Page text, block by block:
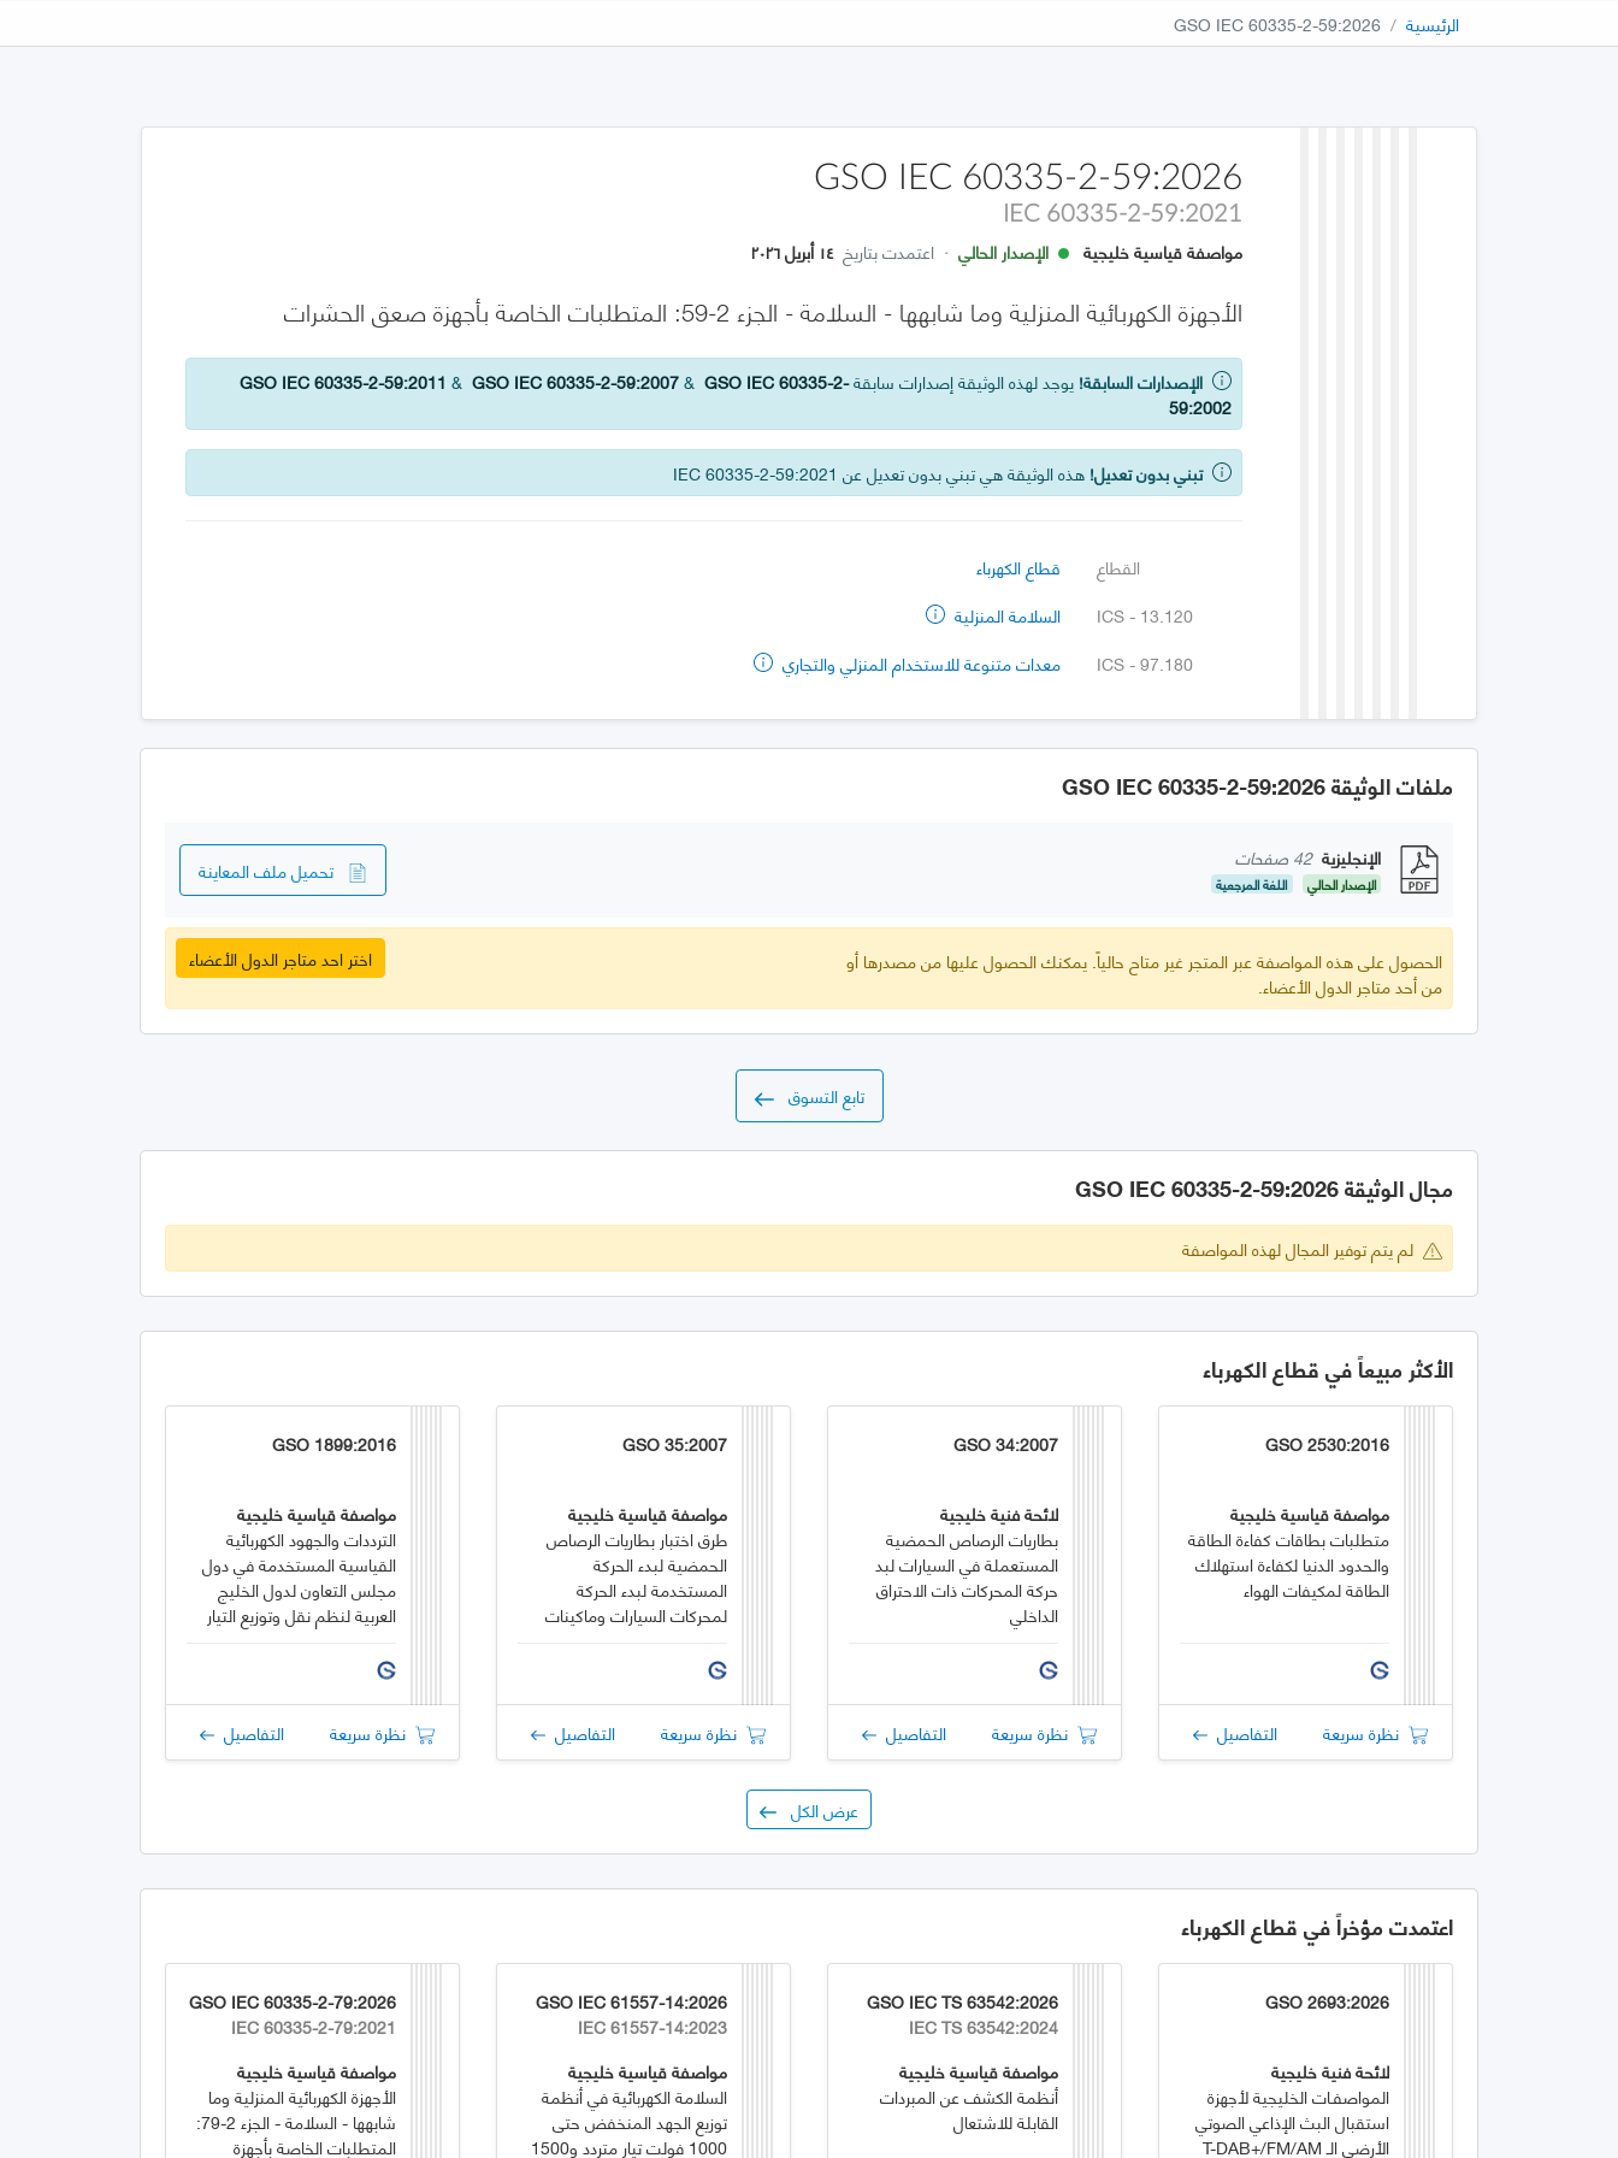
الرئيسية GSO IEC 60335-2-59:2026
GSO IEC 60335-2-59:2026
IEC 60335-2-59:2021
مواصفة قياسية خليجية الإصدار الحالي · اعتمدت بتاريخ ١٤ أبريل ٢٠٢٦
الأجهزة الكهربائية المنزلية وما شابهها - السلامة - الجزء 2-59: المتطلبات الخاصة بأجهزة صعق الحشرات
الإصدارات السابقة! يوجد لهذه الوثيقة إصدارات سابقة GSO IEC 60335-2-59:2011 &GSO IEC 60335-2-59:2007&GSO IEC 60335-2-
59:2002
تبني بدون تعديل! هذه الوثيقة هي تبني بدون تعديل عن IEC 60335-2-59:2021
القطاع
قطاع الكهرباء
ICS - 13.120
السلامة المنزلية
ICS - 97.180
معدات متنوعة للاستخدام المنزلي والتجاري
ملفات الوثيقة GSO IEC 60335-2-59:2026
الإنجليزية 42 صفحات
الإصدار الحالي اللغة المرجعية تحميل ملف المعاينة
الحصول على هذه المواصفة عبر المتجر غير متاح حالياً. يمكنك الحصول عليها من مصدرها أو
من أحد متاجر الدول الأعضاء.
اختر احد متاجر الدول الأعضاء
تابع التسوق
مجال الوثيقة GSO IEC 60335-2-59:2026
لم يتم توفير المجال لهذه المواصفة
الأكثر مبيعاً في قطاع الكهرباء
GSO 2530:2016
مواصفة قياسية خليجية
متطلبات بطاقات كفاءة الطاقة
والحدود الدنيا لكفاءة استهلاك
الطاقة لمكيفات الهواء
نظرة سريعة التفاصيل
GSO 34:2007
لائحة فنية خليجية
بطاريات الرصاص الحمضية
المستعملة في السيارات لبد
حركة المحركات ذات الاحتراق
الداخلي
نظرة سريعة التفاصيل
GSO 35:2007
مواصفة قياسية خليجية
طرق اختبار بطاريات الرصاص
الحمضية لبدء الحركة
المستخدمة لبدء الحركة
لمحركات السيارات وماكينات
نظرة سريعة التفاصيل
GSO 1899:2016
مواصفة قياسية خليجية
الترددات والجهود الكهربائية
القياسية المستخدمة في دول
مجلس التعاون لدول الخليج
العربية لنظم نقل وتوزيع التيار
نظرة سريعة التفاصيل
عرض الكل
اعتمدت مؤخراً في قطاع الكهرباء
GSO 2693:2026
لائحة فنية خليجية
المواصفـات الخليجية لأجهزة
استقبال البث الإذاعي الصوتي
الأرضي الـ T-DAB+/FM/AM
GSO IEC TS 63542:2026
IEC TS 63542:2024
مواصفة قياسية خليجية
أنظمة الكشف عن المبردات
القابلة للاشتعال
GSO IEC 61557-14:2026
IEC 61557-14:2023
مواصفة قياسية خليجية
السلامة الكهربائية في أنظمة
توزيع الجهد المنخفض حتى
1000 فولت تيار متردد و1500
GSO IEC 60335-2-79:2026
IEC 60335-2-79:2021
مواصفة قياسية خليجية
الأجهزة الكهربائية المنزلية وما
شابهها - السلامة - الجزء 2-79:
المتطلبات الخاصة بأجهزة